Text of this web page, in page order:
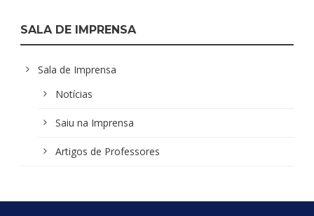
SALA DE IMPRENSA
Sala de Imprensa
Notícias
Saiu na Imprensa
Artigos de Professores